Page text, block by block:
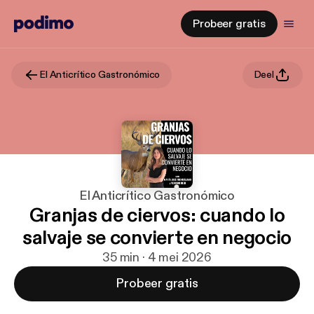
Probeer gratis
El Anticrítico Gastronómico Deel
El Anticrítico Gastronómico
Granjas de ciervos: cuando lo
salvaje se convierte en negocio
35 min · 4 mei 2026
Probeer gratis